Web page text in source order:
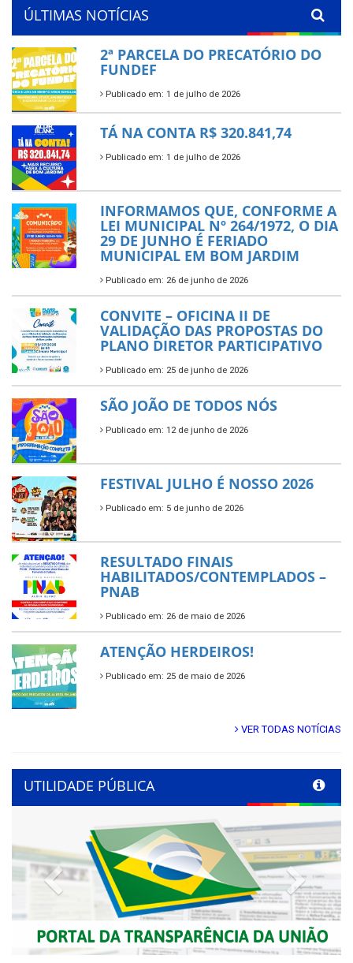
ÚLTIMAS NOTÍCIAS
2ª PARCELA DO PRECATÓRIO DO
FUNDEF
Publicado em: 1 de julho de 2026
TÁ NA CONTA R$ 320.841,74
Publicado em: 1 de julho de 2026
INFORMAMOS QUE, CONFORME A
LEI MUNICIPAL Nº 264/1972, O DIA
29 DE JUNHO É FERIADO
MUNICIPAL EM BOM JARDIM
Publicado em: 26 de junho de 2026
CONVITE – OFICINA II DE
VALIDAÇÃO DAS PROPOSTAS DO
PLANO DIRETOR PARTICIPATIVO
Publicado em: 25 de junho de 2026
SÃO JOÃO DE TODOS NÓS
Publicado em: 12 de junho de 2026
FESTIVAL JULHO É NOSSO 2026
Publicado em: 5 de junho de 2026
RESULTADO FINAIS
HABILITADOS/CONTEMPLADOS –
PNAB
Publicado em: 26 de maio de 2026
ATENÇÃO HERDEIROS!
Publicado em: 25 de maio de 2026
VER TODAS NOTÍCIAS
UTILIDADE PÚBLICA
Previous Next